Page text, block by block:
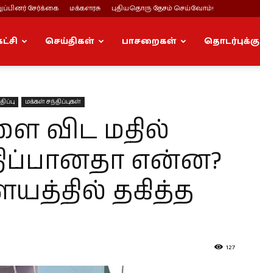
சேர்க்கை மக்களரசு புதியதொரு தேசம் செய்வோம்!
செய்திகள் பாசறைகள் தொடர்புக்கு
மக்கள் சந்திப்புகள்
விட மதில்
என்ன?
தகித்த
127